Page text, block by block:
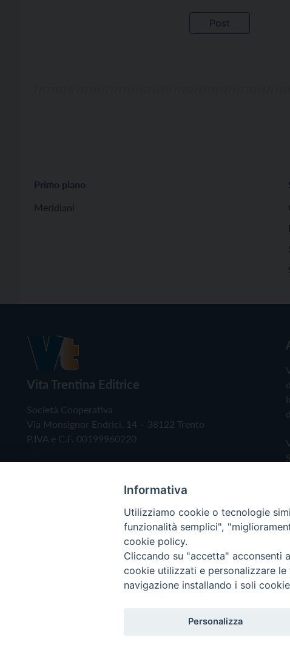
Primo piano
Meridiani
Vita Trentina Editrice
Società Cooperativa
Via Monsignor Endrici, 14 – 38122 Trento
P.IVA e C.F. 00199960220
Copyright © 2019 - Tutti i diritti riservati - Vita
Informativa
Utilizziamo cookie o tecnologie
funzionalità semplici",
cookie policy.
Cliccando su "accetta" acconsenti
cookie utilizzati e personalizzare
navigazione installando i soli
Personalizza